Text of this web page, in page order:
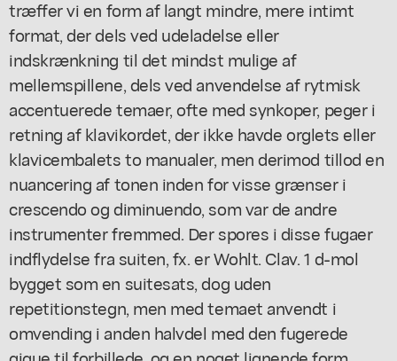
træffer vi en form af langt mindre, mere intimt
format, der dels ved udeladelse eller
indskrænkning til det mindst mulige af
mellemspillene, dels ved anvendelse af rytmisk
accentuerede temaer, ofte med synkoper, peger i
retning af klavikordet, der ikke havde orglets eller
klavicembalets to manualer, men derimod tillod en
nuancering af tonen inden for visse grænser i
crescendo og diminuendo, som var de andre
instrumenter fremmed. Der spores i disse fugaer
indflydelse fra suiten, fx. er Wohlt. Clav. 1 d-mol
bygget som en suitesats, dog uden
repetitionstegn, men med temaet anvendt i
omvending i anden halvdel med den fugerede